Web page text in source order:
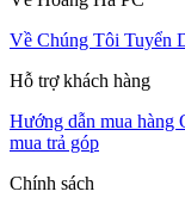
Về Chúng Tôi Tuyển
Hỗ trợ khách hàng
Hướng dẫn mua hàng
mua trả góp
Chính sách